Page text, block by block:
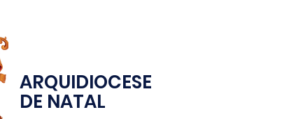
ARQUIDIOCESE
DE NATAL